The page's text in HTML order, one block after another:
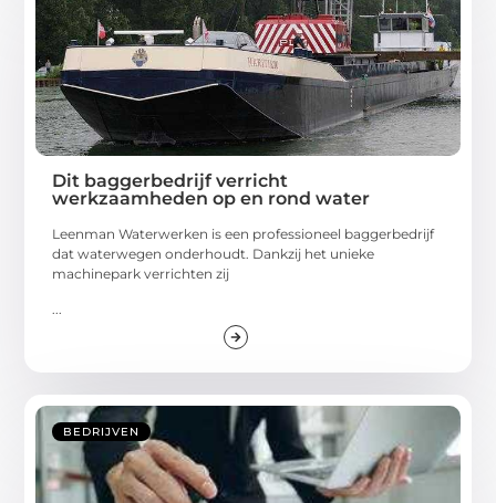
Dit baggerbedrijf verricht
werkzaamheden op en rond water
Leenman Waterwerken is een professioneel baggerbedrijf
dat waterwegen onderhoudt. Dankzij het unieke
machinepark verrichten zij
BEDRIJVEN